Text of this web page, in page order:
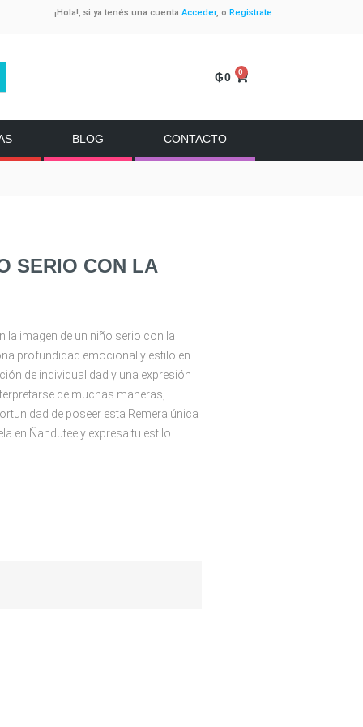
¡Hola!, si ya tenés una cuenta Acceder, o Registrate
₲0 0
BLOG CONTACTO
SERIO CON LA
la imagen de un niño serio con la
profundidad emocional y estilo en
de individualidad y una expresión
de muchas maneras,
de poseer esta Remera única
en Ñandutee y expresa tu estilo